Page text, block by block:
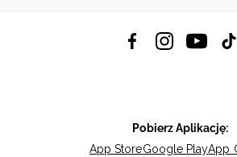
Pobierz Aplikację:
App StoreGoogle PlayApp